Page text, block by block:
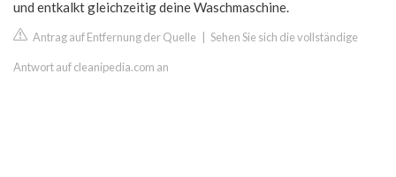
und entkalkt gleichzeitig deine Waschmaschine.
Antrag auf Entfernung der Quelle Sehen Sie sich die vollständige
Antwort auf cleanipedia.com an